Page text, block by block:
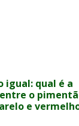
igual: qual é a
o
e